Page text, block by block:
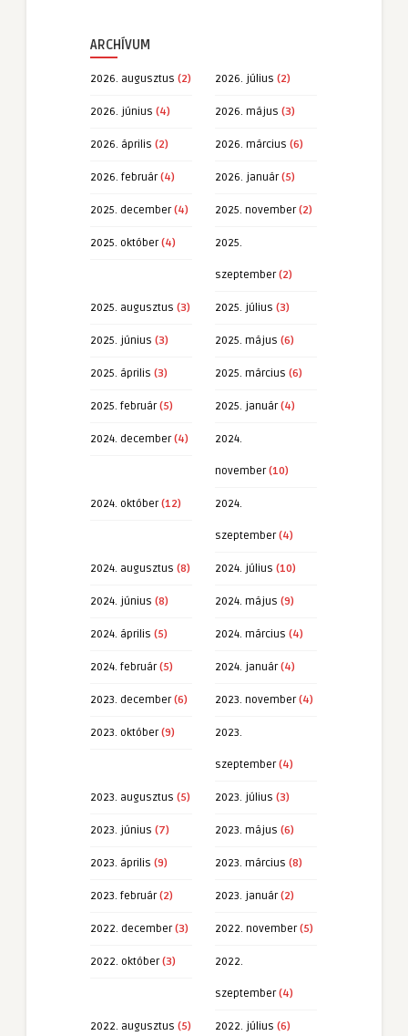
ARCHÍVUM
2026. augusztus (2) 2026. július (2)
2026. június (4) 2026. május (3)
2026. április (2) 2026. március (6)
2026. február(4) 2026. január(5)
2025. december(4) 2025. november(2)
2025. október(4) 2025.
szeptember(2)
2025. augusztus (3) 2025. július (3)
2025. június (3) 2025. május (6)
2025. április (3) 2025. március (6)
2025. február(5) 2025. január(4)
2024. december(4) 2024.
november(10)
2024. október(12) 2024.
szeptember(4)
2024. augusztus (8) 2024. július (10)
2024. június (8) 2024. május (9)
2024. április (5) 2024. március (4)
2024. február(5) 2024. január(4)
2023. december(6) 2023. november(4)
2023. október(9) 2023.
szeptember(4)
2023. augusztus (5) 2023. július (3)
2023. június (7) 2023. május (6)
2023. április (9) 2023. március (8)
2023. február(2) 2023. január(2)
2022. december(3) 2022. november(5)
2022. október(3) 2022.
szeptember(4)
2022. augusztus (5) 2022. július (6)